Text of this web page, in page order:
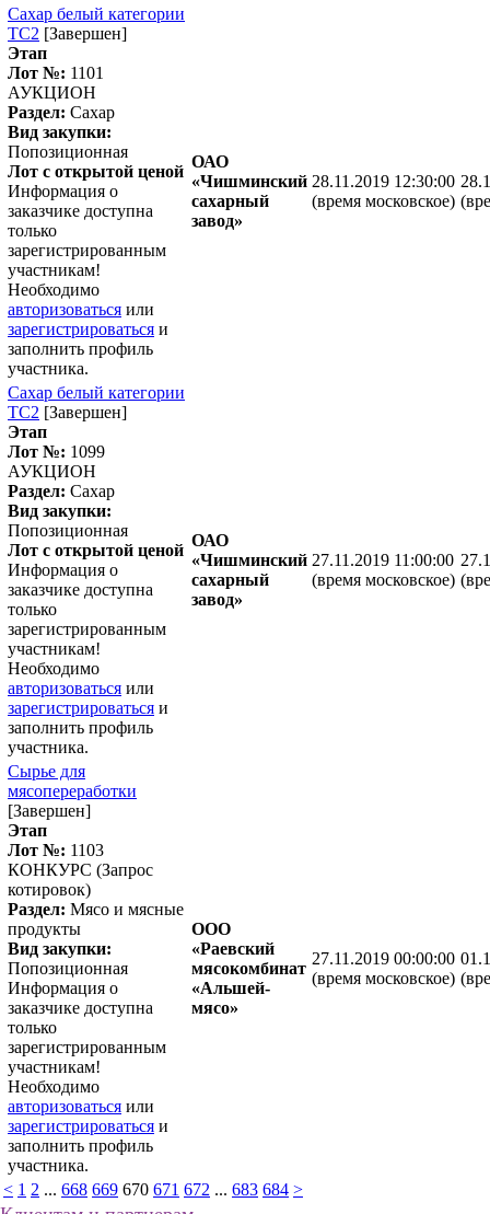
< 1 2 ... 668 669 670 671 672 ... 683 684 >
Сахар белый категории
ТС2 [Завершен]
Этап
Лот №: 1101
АУКЦИОН
Раздел: Сахар
Вид закупки:
Попозиционная
Лот с открытой ценой
Информация о
заказчике доступна
только
зарегистрированным
участникам!
Необходимо
авторизоваться или
зарегистрироваться и
заполнить профиль
участника.
ОАО
«Чишминский
сахарный
завод»
28.11.2019 12:30:00
(время московское)
Сахар белый категории
ТС2 [Завершен]
Этап
Лот №: 1099
АУКЦИОН
Раздел: Сахар
Вид закупки:
Попозиционная
Лот с открытой ценой
Информация о
заказчике доступна
только
зарегистрированным
участникам!
Необходимо
авторизоваться или
зарегистрироваться и
заполнить профиль
участника.
ОАО
«Чишминский
сахарный
завод»
27.11.2019 11:00:00
(время московское)
Сырье для
мясопереработки
[Завершен]
Этап
Лот №: 1103
КОНКУРС (Запрос
котировок)
Раздел: Мясо и мясные
продукты
Вид закупки:
Попозиционная
Информация о
заказчике доступна
только
зарегистрированным
участникам!
Необходимо
авторизоваться или
зарегистрироваться и
заполнить профиль
участника.
ООО
«Раевский
мясокомбинат
«Альшей-
мясо»
27.11.2019 00:00:00
(время московское)